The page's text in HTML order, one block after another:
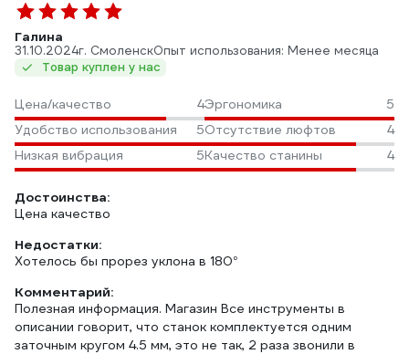
Галина
31.10.2024г. СмоленскОпыт использования: Менее месяца
Товар куплен у нас
Цена/качество 4Эргономика
5
Удобство использования
5Отсутствие люфтов
4
Низкая вибрация
5Качество станины 4
Достоинства:
Цена качество
Недостатки:
Хотелось бы прорез уклона в 180°
Комментарий:
Полезная информация. Магазин Все инструменты в
описании говорит, что станок комплектуется одним
заточным кругом 4.5 мм, это не так, 2 раза звонили в